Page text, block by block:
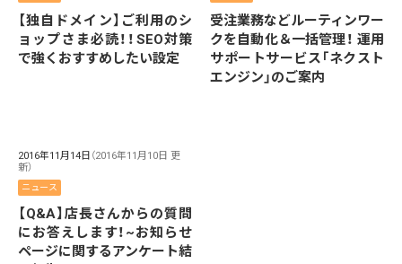
【独自ドメイン】ご利用のシ
ョップさま必読！！SEO対策
で強くおすすめしたい設定
受注業務などルーティンワー
クを自動化＆一括管理！ 運用
サポートサービス「ネクスト
エンジン」のご案内
2016年11月14日 （2016年11月10日 更
新）
ニュース
【Q&A】店長さんからの質問
にお答えします！~お知らせ
ページに関するアンケート結